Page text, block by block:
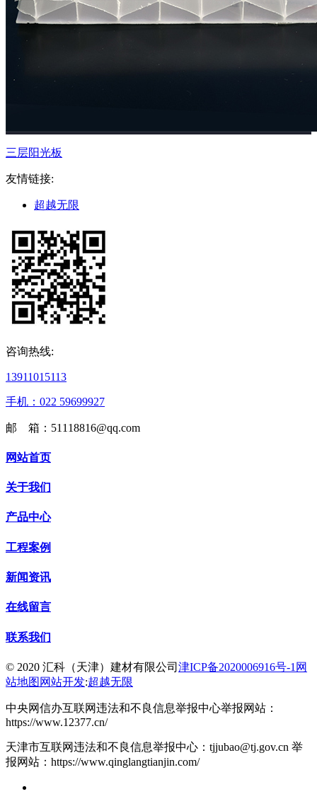
三层阳光板
友情链接:
超越无限
咨询热线:
13911015113
手机：022 59699927
邮 箱：51118816@qq.com
网站首页
关于我们
产品中心
工程案例
新闻资讯
在线留言
联系我们
© 2020 汇科（天津）建材有限公司 津ICP备2020006916号-1 网
站地图 网站开发:超越无限
中央网信办互联网违法和不良信息举报中心举报网站：
https://www.12377.cn/
天津市互联网违法和不良信息举报中心：tjjubao@tj.gov.cn 举
报网站：https://www.qinglangtianjin.com/